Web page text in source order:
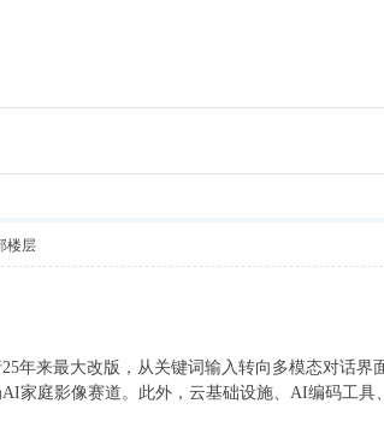
楼层
年来最大改版，从关键词输入转向多模态对话
家庭影像赛道。此外，云基础设施、AI编码工具